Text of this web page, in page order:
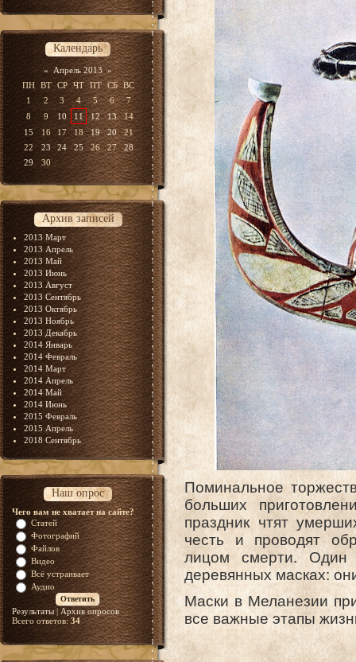
Календарь
« Апрель 2013 »
ПН ВТ СР ЧТ ПТ СБ ВС
1
2 3 4 5 6
7
8
9 10 11 12 13
14
15
16 17 18 19 20
21
22
23 24 25 26 27
28
29
30
Архив записей
2013 Март
2013 Апрель
2013 Май
2013 Июнь
2013 Август
2013 Сентябрь
2013 Октябрь
2013 Ноябрь
2013 Декабрь
2014 Январь
2014 Февраль
2014 Март
2014 Апрель
2014 Май
2014 Июнь
2015 Февраль
2015 Апрель
2018 Сентябрь
Наш опрос
Чего вам не хватает на сайте?
Статей
Фотографий
Файлов
Видео
Всё устраивает
Аудио
Результаты|Архив опросов
Всего ответов:34
Поминальное
больших
праздник чтят
честь и проводят
лицом смерти.
деревянных масках:
Маски в Меланезии
все важные этапы